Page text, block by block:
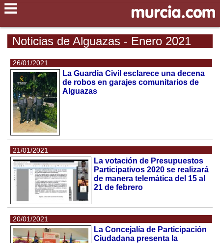
Noticias de Alguazas - Enero 2021
26/01/2021
La Guardia Civil esclarece una decena
de robos en garajes comunitarios de
Alguazas
21/01/2021
La votación de Presupuestos
Participativos 2020 se realizará
de manera telemática del 15 al
21 de febrero
20/01/2021
La Concejalía de Participación
Ciudadana presenta la